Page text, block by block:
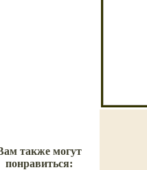
также могут
понравиться: